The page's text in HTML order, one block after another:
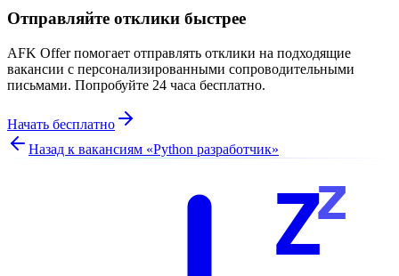
Отправляйте отклики быстрее
AFK Offer помогает отправлять отклики на подходящие
вакансии с персонализированными сопроводительными
письмами. Попробуйте 24 часа бесплатно.
Начать бесплатно
Назад к вакансиям «Python разработчик»
Zz